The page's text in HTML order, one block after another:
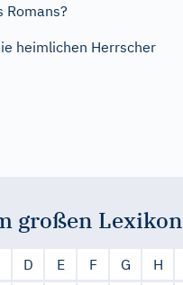
Romans?
heimlichen Herrscher
großen Lexikon
D E F G H